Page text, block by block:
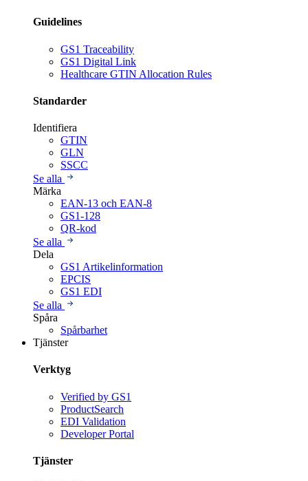
Guidelines
GS1 Traceability
GS1 Digital Link
Healthcare GTIN Allocation Rules
Standarder
Identifiera
GTIN
GLN
SSCC
Se alla
Märka
EAN-13 och EAN-8
GS1-128
QR-kod
Se alla
Dela
GS1 Artikelinformation
EPCIS
GS1 EDI
Se alla
Spåra
Spårbarhet
Tjänster
Verktyg
Verified by GS1
ProductSearch
EDI Validation
Developer Portal
Tjänster